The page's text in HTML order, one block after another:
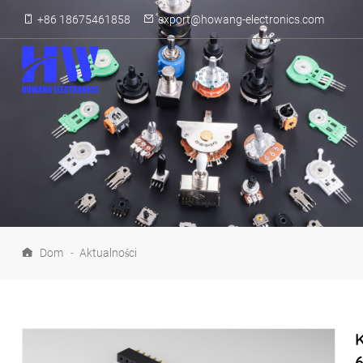
+86 18675461858 export@howang-electronics.com
Dom - Aktualności